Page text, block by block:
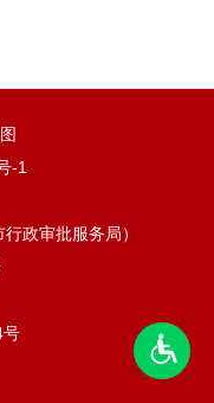
-1
政审批服务局）